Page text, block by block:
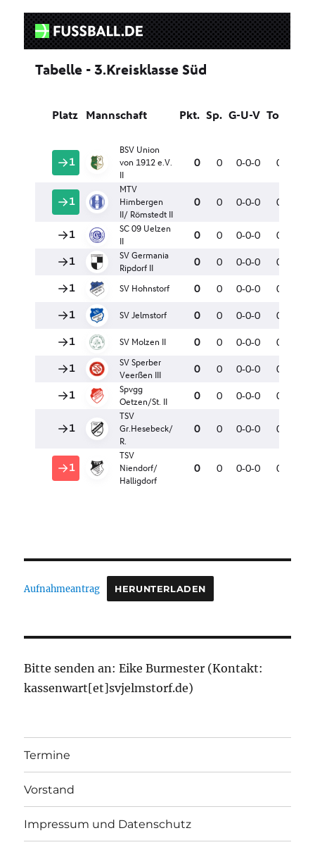
Aufnahmeantrag HERUNTERLADEN
Bitte senden an: Eike Burmester (Kontakt:
kassenwart[et]svjelmstorf.de)
Termine
Vorstand
Impressum und Datenschutz